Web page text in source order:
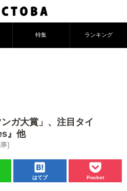
特集 ランキング
ガ大賞」、注目タイ
』他
]
はてブ Pocket